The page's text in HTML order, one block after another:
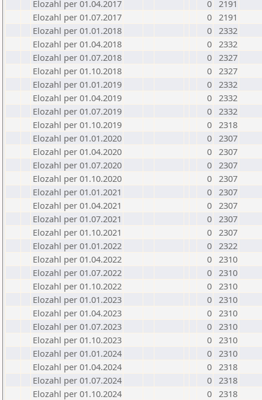
Elozahl per 01.04.2017
0 2191
Elozahl per 01.07.2017
0 2191
Elozahl per 01.01.2018
0 2332
Elozahl per 01.04.2018
0 2332
Elozahl per 01.07.2018
0 2327
Elozahl per 01.10.2018
0 2327
Elozahl per 01.01.2019
0 2332
Elozahl per 01.04.2019
0 2332
Elozahl per 01.07.2019
0 2332
Elozahl per 01.10.2019
0 2318
Elozahl per 01.01.2020
0 2307
Elozahl per 01.04.2020
0 2307
Elozahl per 01.07.2020
0 2307
Elozahl per 01.10.2020
0 2307
Elozahl per 01.01.2021
0 2307
Elozahl per 01.04.2021
0 2307
Elozahl per 01.07.2021
0 2307
Elozahl per 01.10.2021
0 2307
Elozahl per 01.01.2022
0 2322
Elozahl per 01.04.2022
0 2310
Elozahl per 01.07.2022
0 2310
Elozahl per 01.10.2022
0 2310
Elozahl per 01.01.2023
0 2310
Elozahl per 01.04.2023
0 2310
Elozahl per 01.07.2023
0 2310
Elozahl per 01.10.2023
0 2310
Elozahl per 01.01.2024
0 2310
Elozahl per 01.04.2024
0 2318
Elozahl per 01.07.2024
0 2318
Elozahl per 01.10.2024
0 2318